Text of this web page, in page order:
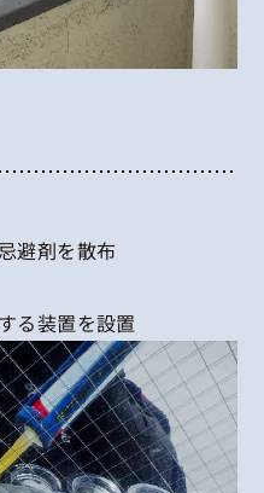
避剤を散布
る装置を設置